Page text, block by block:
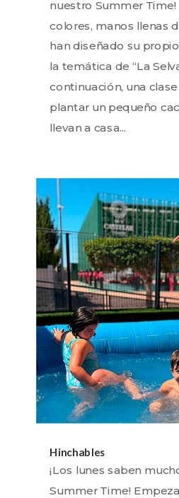
nuestro Summer Time!
colores, manos llenas
han diseñado su
la temática de “La
continuación, una
plantar un pequeño
llevan a casa...
Hinchables
¡Los lunes saben
Summer Time!